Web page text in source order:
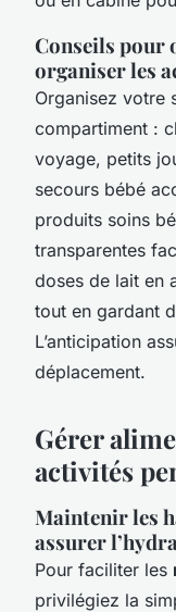
Conseils pour
organiser les
Organisez votre
compartiment :
voyage, petits
secours bébé
produits soins
transparentes
doses de lait en
tout en gardant
L’anticipation
déplacement.
Gérer
activités
Maintenir les
assurer
Pour faciliter les
privilégiez la